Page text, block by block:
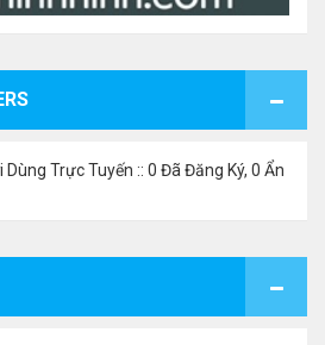
Dùng Trực Tuyến :: 0 Đã Đăng Ký, 0 Ẩn